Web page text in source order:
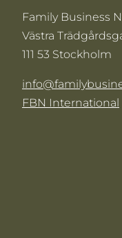
Family Business
Västra
111 53 Stockholm
FBN International